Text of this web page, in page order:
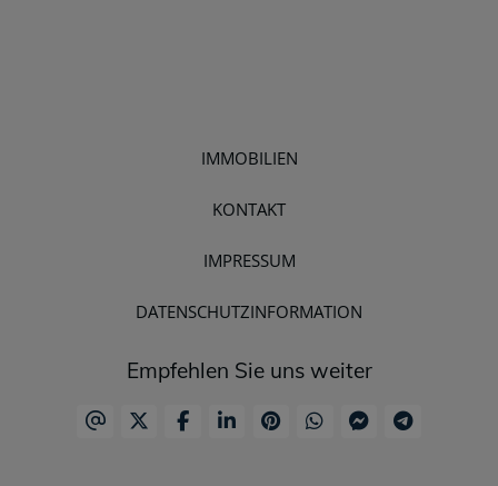
IMMOBILIEN
KONTAKT
IMPRESSUM
DATENSCHUTZINFORMATION
Empfehlen Sie uns weiter